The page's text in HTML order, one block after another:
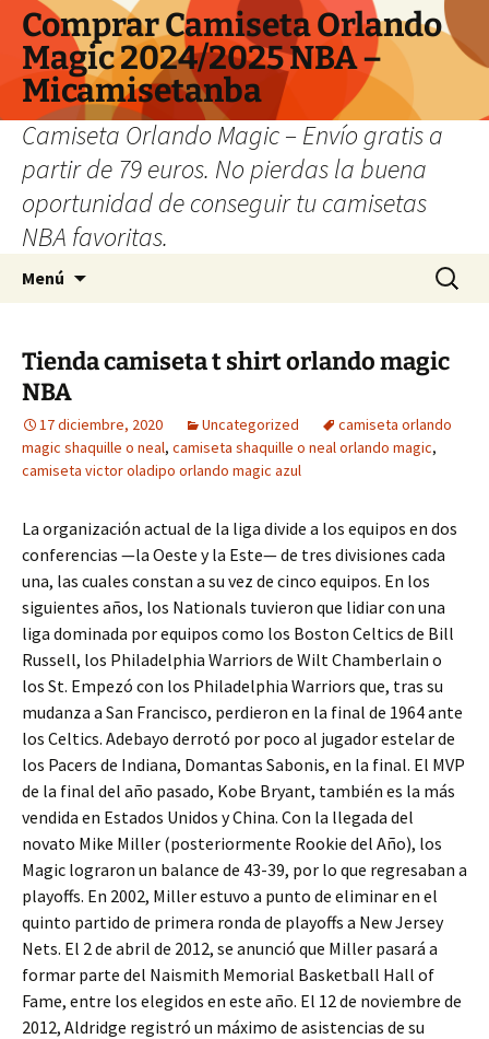
Comprar Camiseta Orlando
Magic 2024/2025 NBA –
Micamisetanba
Camiseta Orlando Magic – Envío gratis a
partir de 79 euros. No pierdas la buena
oportunidad de conseguir tu camisetas
NBA favoritas.
Menú Buscar:
Tienda camiseta t shirt orlando magic
NBA
17 diciembre, 2020 Uncategorized
camiseta orlando
magic shaquille o neal, camiseta shaquille o neal orlando magic,
camiseta victor oladipo orlando magic azul
La organización actual de la liga divide a los equipos en dos
conferencias —la Oeste y la Este— de tres divisiones cada
una, las cuales constan a su vez de cinco equipos. En los
siguientes años, los Nationals tuvieron que lidiar con una
liga dominada por equipos como los Boston Celtics de Bill
Russell, los Philadelphia Warriors de Wilt Chamberlain o
los St. Empezó con los Philadelphia Warriors que, tras su
mudanza a San Francisco, perdieron en la final de 1964 ante
los Celtics. Adebayo derrotó por poco al jugador estelar de
los Pacers de Indiana, Domantas Sabonis, en la final. El MVP
de la final del año pasado, Kobe Bryant, también es la más
vendida en Estados Unidos y China. Con la llegada del
novato Mike Miller (posteriormente Rookie del Año), los
Magic lograron un balance de 43-39, por lo que regresaban a
playoffs. En 2002, Miller estuvo a punto de eliminar en el
quinto partido de primera ronda de playoffs a New Jersey
Nets. El 2 de abril de 2012, se anunció que Miller pasará a
formar parte del Naismith Memorial Basketball Hall of
Fame, entre los elegidos en este año. El 12 de noviembre de
2012, Aldridge registró un máximo de asistencias de su